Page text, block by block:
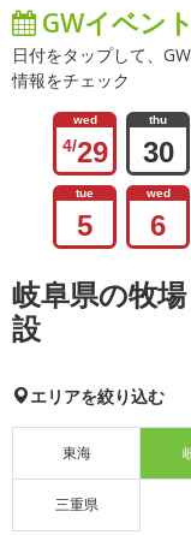
GWイベン
日付をタップして、
情報をチェック
wed
4/29
thu
30
tue
5
wed
6
岐阜県の牧
設
エリアを絞り込む
東海
三重県